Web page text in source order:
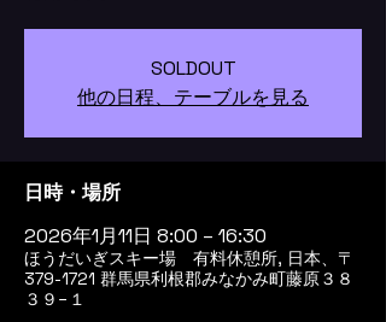
SOLDOUT
他の日程、テーブルを見る
日時・場所
2026年1月11日 8:00 – 16:30
ほうだいぎスキー場 有料休憩所, 日本、〒
379-1721 群馬県利根郡みなかみ町藤原３８
３９−１